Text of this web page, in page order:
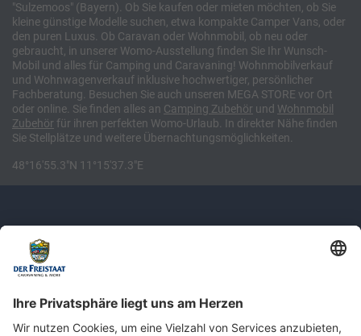
"Sulzemoos" (Bayern). Ob Sie kaufen oder mieten möchten, ob Sie
kleine günstige Modelle suchen, etwa kompakte Camper Vans, oder
den puren Luxus. Ob Caravan oder Wohnmobil, ob neu oder
gebraucht, in unserer Womo-Ausstellung finden Sie Ihr Wunsch-
Mobil und alles für Camping und Caravaning! Wohnmobilverkauf
und Wohnwagenverkauf inklusive hochwertiger, persönlicher
Fachberatung. Besuchen Sie auch unseren MEGA STORE vor Ort
oder online. Sie finden alles an Camping Zubehör und Wohnmobil
Zubehör für ihren perfekten Womo-Urlaub. In direkter Nähe finden
Sie Stellplätze und weitere Übernachtungsmöglichkeiten.
48°16'55.3"N 11°15'37.3"E
Newsletter: Jetzt auf
shop.derfreistaat.de anmelden und
einen 5€ Gutschein für unseren Online-
Shop erhalten!*